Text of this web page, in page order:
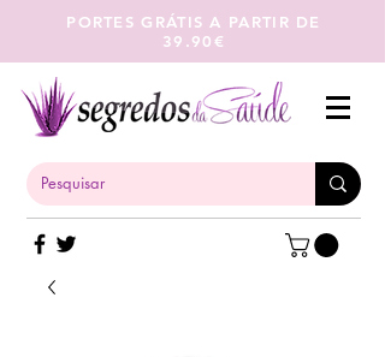
PORTES GRÁTIS A PARTIR DE
39.90€